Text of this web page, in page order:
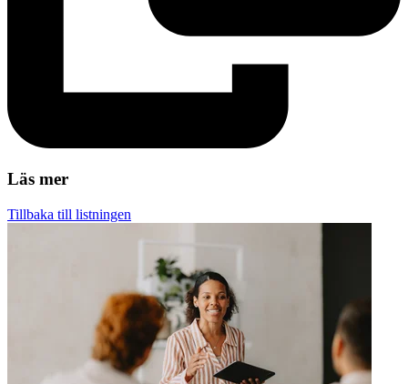
Läs mer
Tillbaka till listningen